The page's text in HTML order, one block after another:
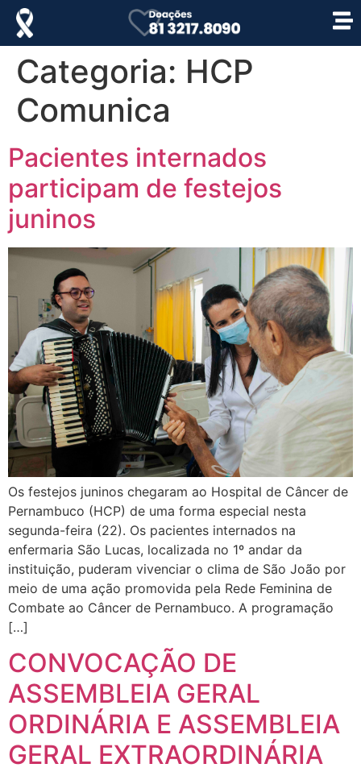
Categoria: HCP
Comunica
Pacientes internados
participam de festejos
juninos
Os festejos juninos chegaram ao Hospital de Câncer de
Pernambuco (HCP) de uma forma especial nesta
segunda-feira (22). Os pacientes internados na
enfermaria São Lucas, localizada no 1º andar da
instituição, puderam vivenciar o clima de São João por
meio de uma ação promovida pela Rede Feminina de
Combate ao Câncer de Pernambuco. A programação
[…]
CONVOCAÇÃO DE
ASSEMBLEIA GERAL
ORDINÁRIA E ASSEMBLEIA
GERAL EXTRAORDINÁRIA